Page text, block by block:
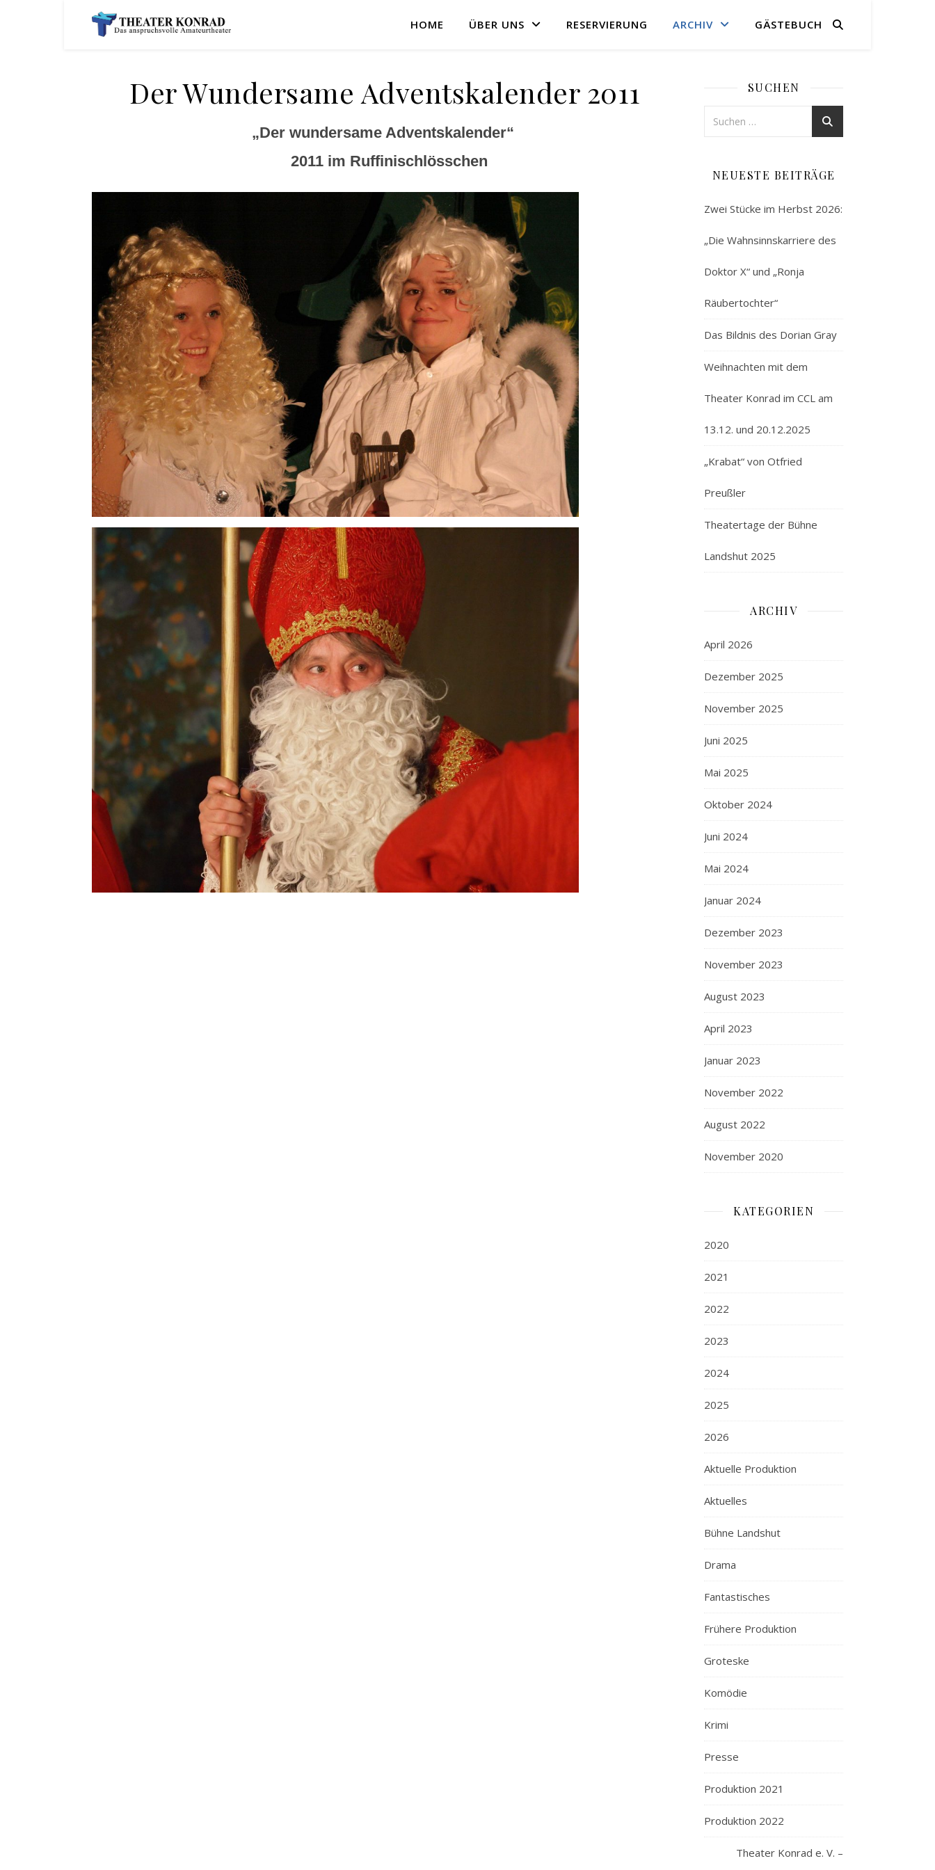
HOME ÜBER UNS RESERVIERUNG ARCHIV GÄSTEBUCH
Der Wundersame Adventskalender 2011
„Der wundersame Adventskalender“
2011 im Ruffinischlösschen
SUCHEN
NEUESTE BEITRÄGE
Zwei Stücke im Herbst 2026:
„Die Wahnsinnskarriere des
Doktor X“ und „Ronja
Räubertochter“
Das Bildnis des Dorian Gray
Weihnachten mit dem
Theater Konrad im CCL am
13.12. und 20.12.2025
„Krabat“ von Otfried
Preußler
Theatertage der Bühne
Landshut 2025
ARCHIV
April 2026
Dezember 2025
November 2025
Juni 2025
Mai 2025
Oktober 2024
Juni 2024
Mai 2024
Januar 2024
Dezember 2023
November 2023
August 2023
April 2023
Januar 2023
November 2022
August 2022
November 2020
KATEGORIEN
2020
2021
2022
2023
2024
2025
2026
Aktuelle Produktion
Aktuelles
Bühne Landshut
Drama
Fantastisches
Frühere Produktion
Groteske
Komödie
Krimi
Presse
Produktion 2021
Produktion 2022
Theater Konrad e. V. –